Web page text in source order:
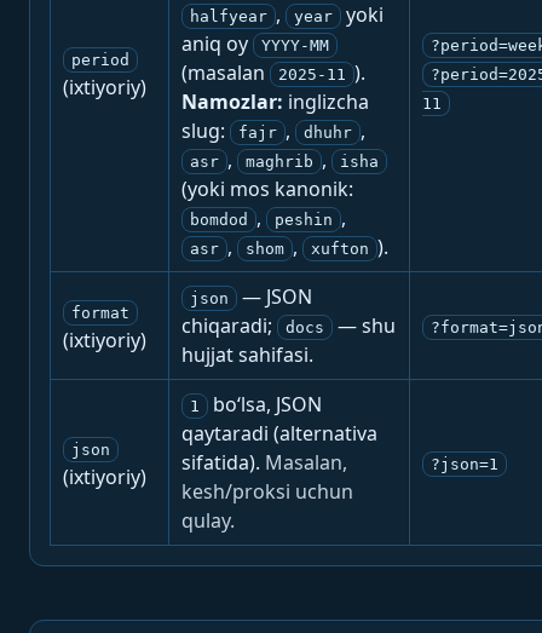
period
(ixtiyoriy)
halfyear , year
yoki
aniq oy
YYYY-MM
(masalan 2025-11 ).
Namozlar: inglizcha
slug:
fajr , dhuhr ,
asr , maghrib , isha
(yoki mos kanonik:
bomdod , peshin ,
asr , shom , xufton ).
11
format
(ixtiyoriy)
json
— JSON
chiqaradi;
docs
— shu
hujjat sahifasi.
json
(ixtiyoriy)
1
bo‘lsa, JSON
qaytaradi (alternativa
sifatida). Masalan,
kesh/proksi uchun
qulay.
?json=1